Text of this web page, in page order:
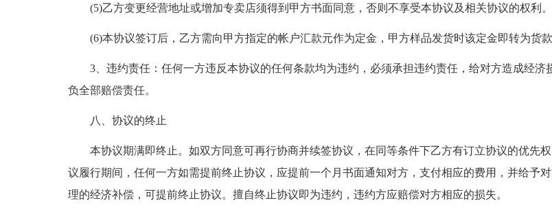
(5)乙方变更经营地址或增加专卖店须得到甲方书面同意，否则不享受本协议及相关协议的权利。
(6)本协议签订后，乙方需向甲方指定的帐户汇款元作为定金，甲方样品发货时该定金即转为货款
3、违约责任：任何一方违反本协议的任何条款均为违约，必须承担违约责任，给对方造成经济
负全部赔偿责任。
八、协议的终止
本协议期满即终止。如双方同意可再行协商并续签协议，在同等条件下乙方有订立协议的优先
议履行期间，任何一方如需提前终止协议，应提前一个月书面通知对方，支付相应的费用，并给予
理的经济补偿，可提前终止协议。擅自终止协议即为违约，违约方应赔偿对方相应的损失。